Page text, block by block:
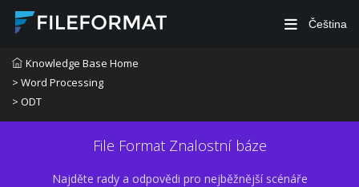
Čeština
Knowledge Base Home
> Word Processing
> ODT
File Format Znalostní báze
Najděte rady a odpovědi pro nejběžnější scénáře